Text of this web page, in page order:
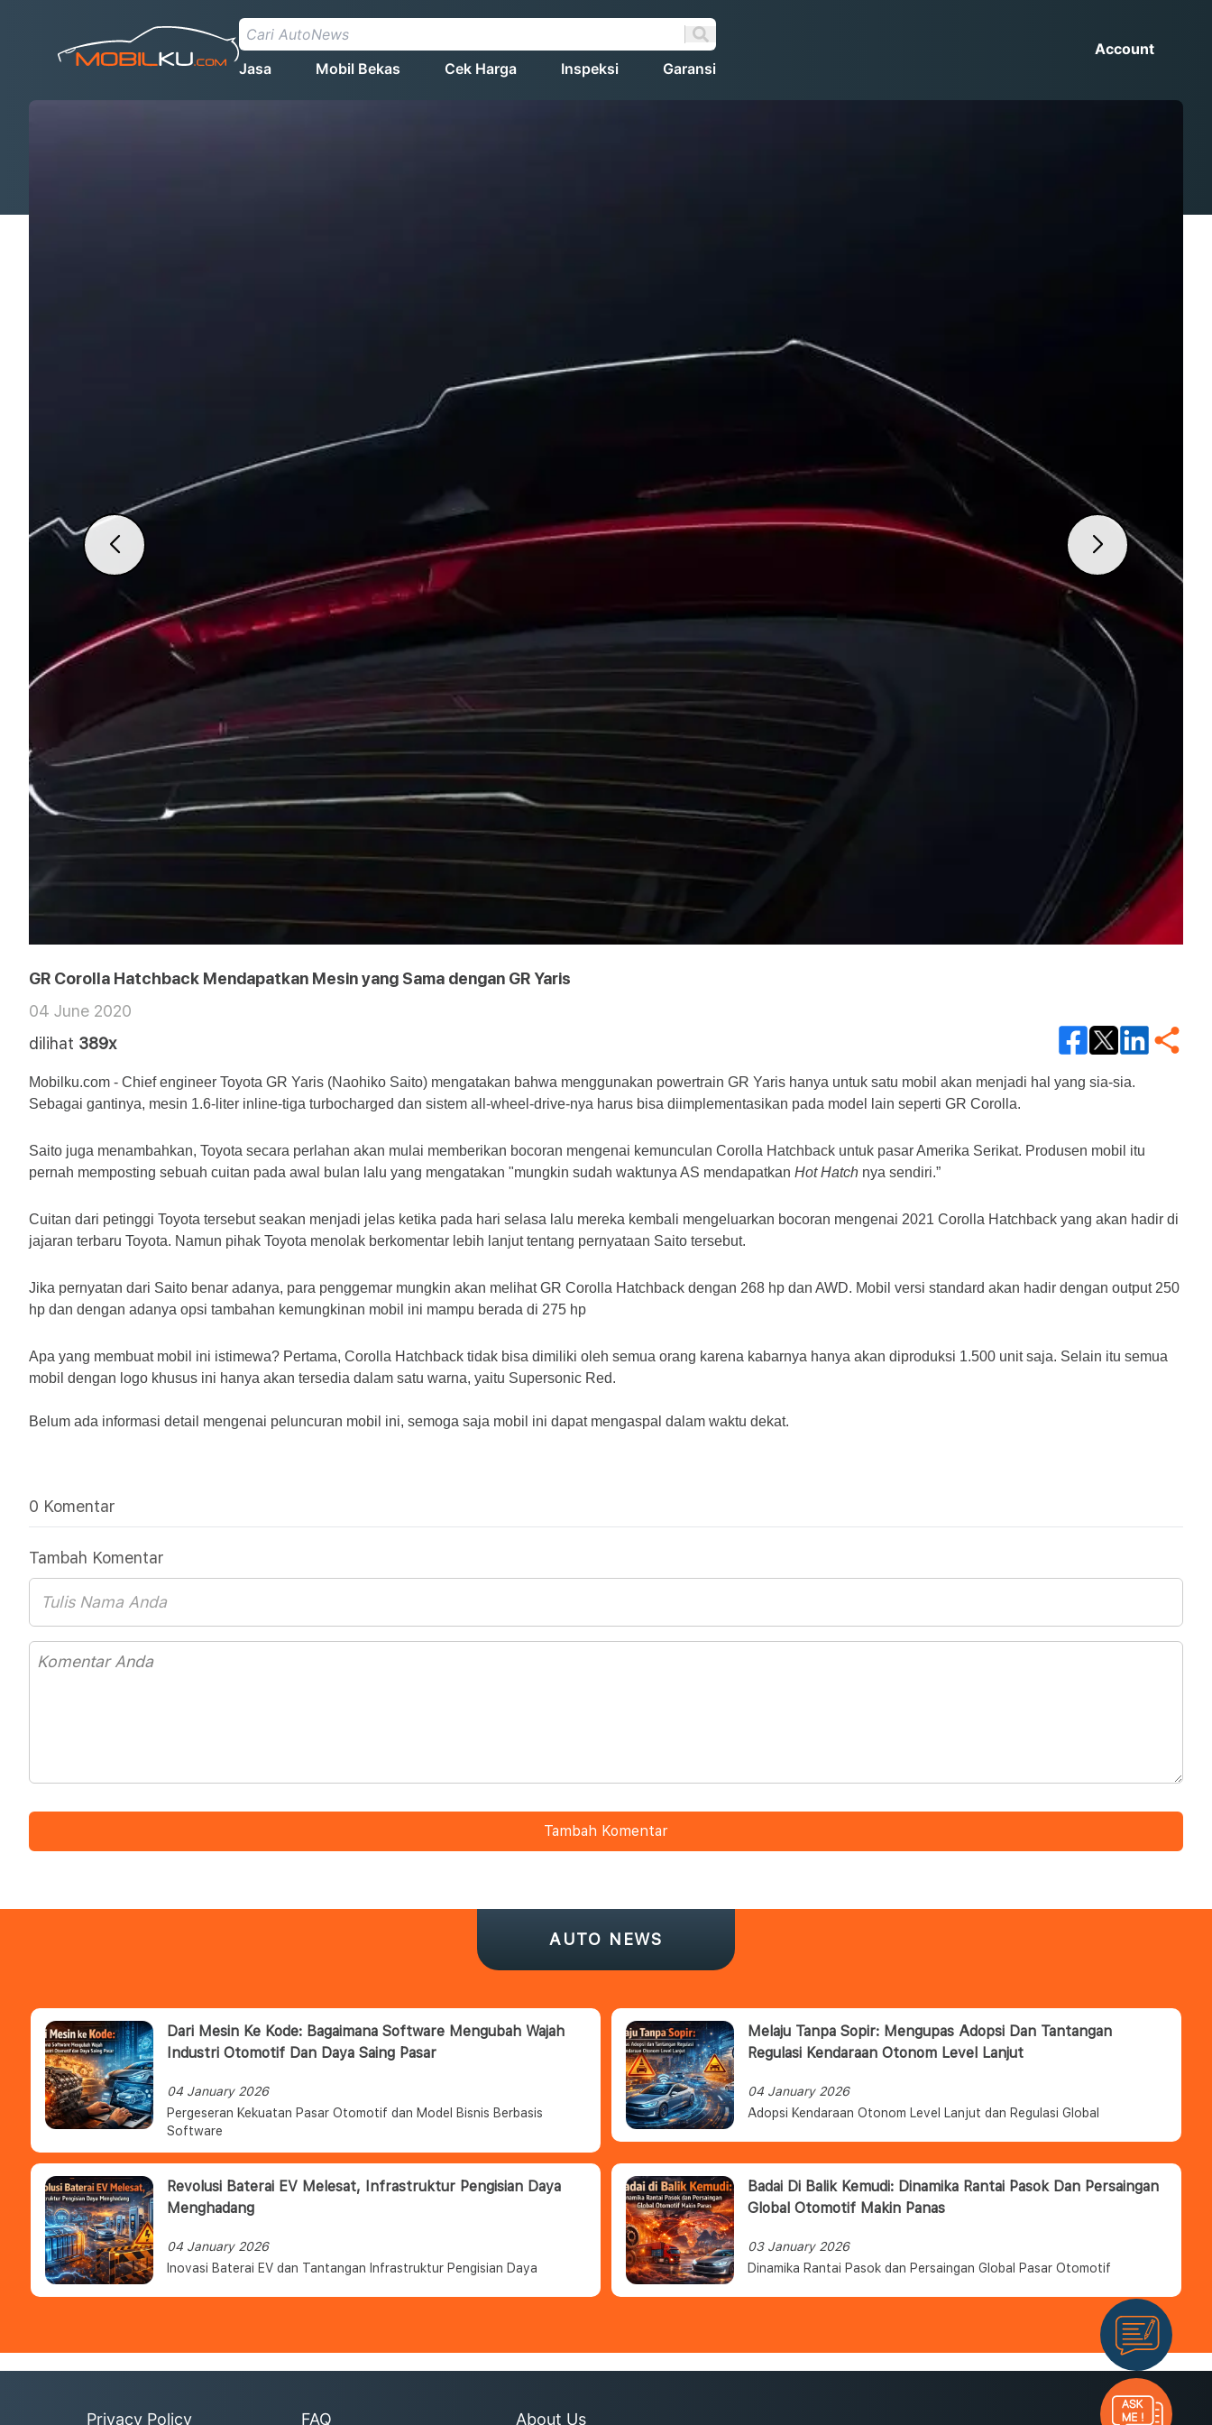
Jasa Mobil Bekas Cek Harga Inspeksi Garansi
Account
GR Corolla Hatchback Mendapatkan Mesin yang Sama dengan GR Yaris
04 June 2020
dilihat 389x
Mobilku.com - Chief engineer Toyota GR Yaris (Naohiko Saito) mengatakan bahwa menggunakan powertrain GR Yaris hanya untuk satu mobil akan menjadi hal yang sia-sia.
Sebagai gantinya, mesin 1.6-liter inline-tiga turbocharged dan sistem all-wheel-drive-nya harus bisa diimplementasikan pada model lain seperti GR Corolla.
Saito juga menambahkan, Toyota secara perlahan akan mulai memberikan bocoran mengenai kemunculan Corolla Hatchback untuk pasar Amerika Serikat. Produsen mobil itu
pernah memposting sebuah cuitan pada awal bulan lalu yang mengatakan "mungkin sudah waktunya AS mendapatkan Hot Hatch nya sendiri.”
Cuitan dari petinggi Toyota tersebut seakan menjadi jelas ketika pada hari selasa lalu mereka kembali mengeluarkan bocoran mengenai 2021 Corolla Hatchback yang akan hadir di
jajaran terbaru Toyota. Namun pihak Toyota menolak berkomentar lebih lanjut tentang pernyataan Saito tersebut.
Jika pernyatan dari Saito benar adanya, para penggemar mungkin akan melihat GR Corolla Hatchback dengan 268 hp dan AWD. Mobil versi standard akan hadir dengan output 250
hp dan dengan adanya opsi tambahan kemungkinan mobil ini mampu berada di 275 hp
Apa yang membuat mobil ini istimewa? Pertama, Corolla Hatchback tidak bisa dimiliki oleh semua orang karena kabarnya hanya akan diproduksi 1.500 unit saja. Selain itu semua
mobil dengan logo khusus ini hanya akan tersedia dalam satu warna, yaitu Supersonic Red.
Belum ada informasi detail mengenai peluncuran mobil ini, semoga saja mobil ini dapat mengaspal dalam waktu dekat.
0 Komentar
Tambah Komentar
Tambah Komentar
AUTO NEWS
Dari Mesin Ke Kode: Bagaimana Software Mengubah Wajah
Industri Otomotif Dan Daya Saing Pasar
04 January 2026
Pergeseran Kekuatan Pasar Otomotif dan Model Bisnis Berbasis
Software
Melaju Tanpa Sopir: Mengupas Adopsi Dan Tantangan
Regulasi Kendaraan Otonom Level Lanjut
04 January 2026
Adopsi Kendaraan Otonom Level Lanjut dan Regulasi Global
Revolusi Baterai EV Melesat, Infrastruktur Pengisian Daya
Menghadang
04 January 2026
Inovasi Baterai EV dan Tantangan Infrastruktur Pengisian Daya
Badai Di Balik Kemudi: Dinamika Rantai Pasok Dan Persaingan
Global Otomotif Makin Panas
03 January 2026
Dinamika Rantai Pasok dan Persaingan Global Pasar Otomotif
Privacy Policy FAQ About Us